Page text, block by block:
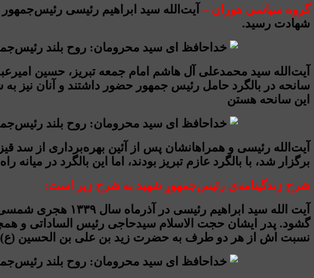
گروه سیاسی هوران –آیت‌الله سید ابراهیم رئیسی
شهادت رسید.
آیت‌الله سید محمدعلی آل هاشم امام جمعه تبریز، حسین
سانحه در بالگرد حامل رئیس جمهور حضور داشتند و آنان نیز
این سانحه هستن
آیت‌الله رئیسی و همراهانشان پس از آئین بهره‌برداری از
برگزار شد، با بالگرد عازم تبریز بودند، اما این بالگرد در
شرح زندگینامه‌ی رئیس‌جمهورِ شهید به شرح زیر است:
آیت الله سید
گشود. پدر ایشان حجت الاسلام سیدحاجی رئیس الساداتی و
نسبت اش از هر دو طرف به حضرت زید بن علی بن الحسین (ع) می‌رسد. دکتر رئیسی در